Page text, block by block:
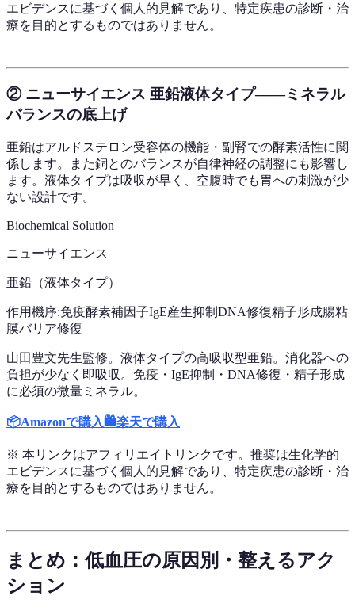
エビデンスに基づく個人的見解であり、特定疾患の診断・治
療を目的とするものではありません。
② ニューサイエンス 亜鉛液体タイプ——ミネラル
バランスの底上げ
亜鉛はアルドステロン受容体の機能・副腎での酵素活性に関
係します。また銅とのバランスが自律神経の調整にも影響し
ます。液体タイプは吸収が早く、空腹時でも胃への刺激が少
ない設計です。
Biochemical Solution
ニューサイエンス
亜鉛（液体タイプ）
作用機序:免疫酵素補因子IgE産生抑制 DNA修復精子形成腸粘
膜バリア修復
山田豊文先生監修。液体タイプの高吸収型亜鉛。消化器への
負担が少なく即吸収。免疫・IgE抑制・DNA修復・精子形成
に必須の微量ミネラル。
📦Amazonで購入🛍️楽天で購入
※ 本リンクはアフィリエイトリンクです。推奨は生化学的
エビデンスに基づく個人的見解であり、特定疾患の診断・治
療を目的とするものではありません。
まとめ：低血圧の原因別・整えるアク
ション